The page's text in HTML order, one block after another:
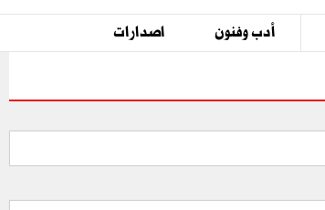
أدب وفنون اصدارات